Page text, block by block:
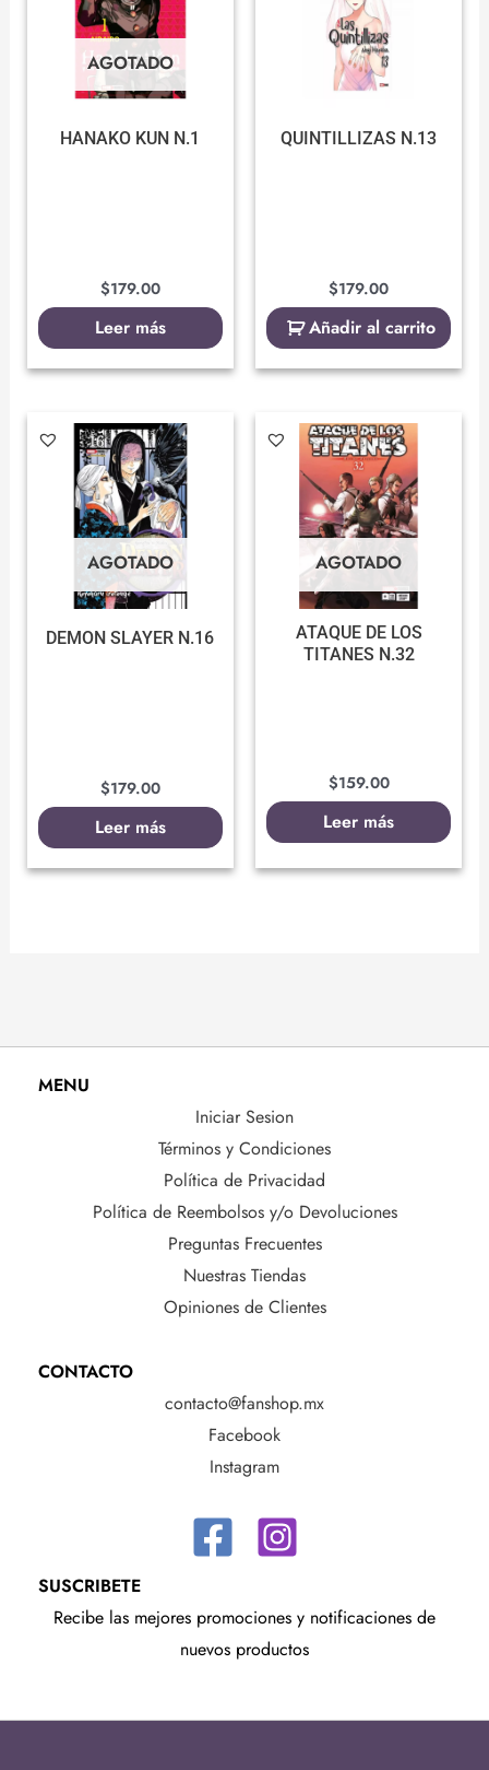
AGOTADO
HANAKO KUN N.1
$179.00
Leer más
QUINTILLIZAS N.13
$179.00
Añadir al carrito
AGOTADO
DEMON SLAYER N.16
$179.00
Leer más
AGOTADO
ATAQUE DE LOS
TITANES N.32
$159.00
Leer más
MENU
Iniciar Sesion
Términos y Condiciones
Política de Privacidad
Política de Reembolsos y/o Devoluciones
Preguntas Frecuentes
Nuestras Tiendas
Opiniones de Clientes
CONTACTO
contacto@fanshop.mx
Facebook
Instagram
SUSCRIBETE
Recibe las mejores promociones y notificaciones de
nuevos productos